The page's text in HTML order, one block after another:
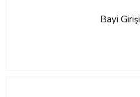
Bayi Girişi